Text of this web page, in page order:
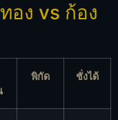
อง vs ก้อง
พิกัด ชั่งได้